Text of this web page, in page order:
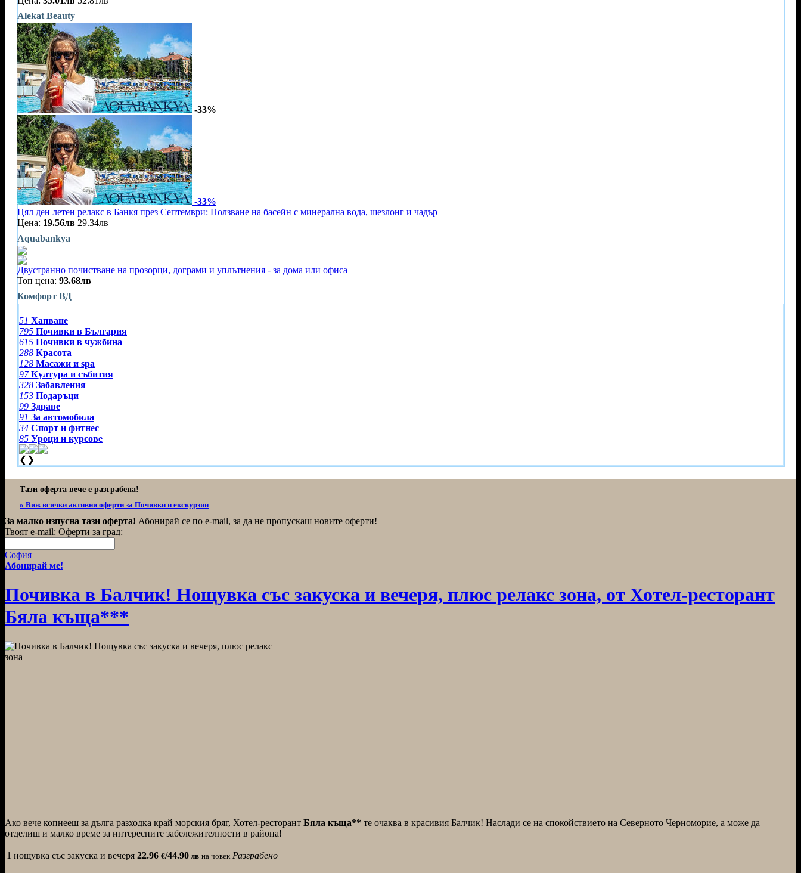
Alekat Beauty
-33%
-33%
Цял ден летен релакс в Банкя през Септември: Ползване на басейн с минерална вода, шезлонг и чадър
Цена: 19.56лв 29.34лв
Aquabankya
Двустранно почистване на прозорци, дограми и уплътнения - за дома или офиса
Топ цена: 93.68лв
Комфорт ВД
51 Хапване
795 Почивки в България
615 Почивки в чужбина
288 Красота
128 Масажи и spa
97 Култура и събития
328 Забавления
153 Подаръци
99 Здраве
91 За автомобила
34 Спорт и фитнес
85 Уроци и курсове
❮ ❯
Тази оферта вече е разграбена!
» Виж всички активни оферти за Почивки и екскурзии
За малко изпусна тази оферта! Абонирай се по e-mail, за да не пропускаш новите оферти!
Твоят e-mail: Оферти за град:
София
Абонирай ме!
Почивка в Балчик! Нощувка със закуска и вечеря, плюс релакс зона, от Хотел-ресторант
Бяла къща***
Ако вече копнееш за дълга разходка край морския бряг, Хотел-ресторант Бяла къща** те очаква в красивия Балчик! Наслади се на спокойствието на Северното Черноморие, а може да
отделиш и малко време за интересните забележителности в района!
1 нощувка със закуска и вечеря 22.96 €/44.90 лв на човек Разграбено